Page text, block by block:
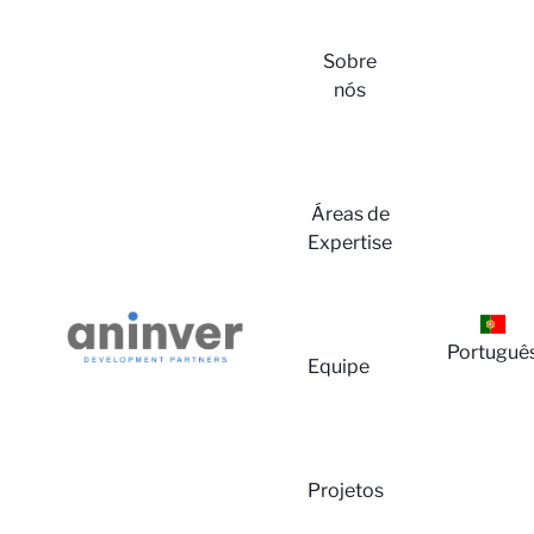
Sobre
nós
Áreas de
Expertise
Equipe
Projetos